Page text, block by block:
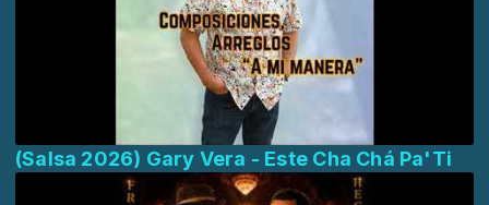
(Salsa 2026) Gary Vera - Este Cha Chá Pa'Ti